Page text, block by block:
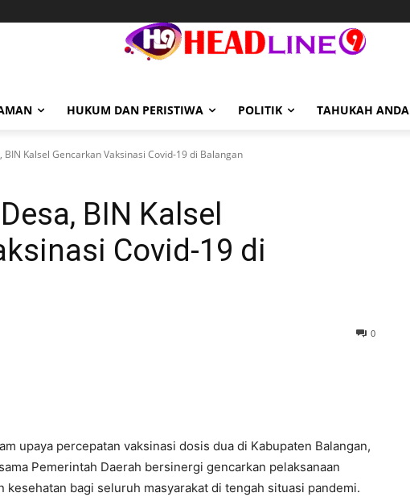
HUKUM DAN PERISTIWA POLITIK TAHUKAH ANDA
BIN Kalsel Gencarkan Vaksinasi Covid-19 di Balangan
BIN Kalsel
Covid-19 di
0
upaya percepatan vaksinasi dosis dua di Kabupaten Balangan,
Pemerintah Daerah bersinergi gencarkan pelaksanaan
kesehatan bagi seluruh masyarakat di tengah situasi pandemi.